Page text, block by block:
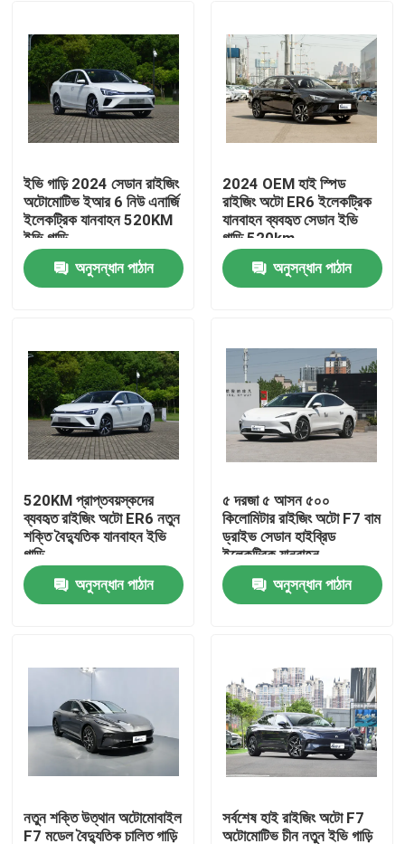
পণ্য
আমাদের সম্পর্কে
কারখানা ভ্রমণ
মান নিয়ন্ত্রণ
আমাদের সাথে যোগাযোগ করুন
উদ্ধৃতির জন্য আবেদন
বৈদ্যুতিক যানবাহন গাড়ি
পেট্রোলের গাড়ি
ইভি গাড়ি 2024 সেডান রাইজিং
অটোমোটিভ ইআর 6 নিউ এনার্জি
ইলেকট্রিক যানবাহন 520KM
ইভি গাড়ি
অনুসন্ধান পাঠান
2024 OEM হাই স্পিড
রাইজিং অটো ER6 ইলেকট্রিক
যানবাহন ব্যবহৃত সেডান ইভি
গাড়ি 520km
অনুসন্ধান পাঠান
520KM প্রাপ্তবয়স্কদের
ব্যবহৃত রাইজিং অটো ER6 নতুন
শক্তি বৈদ্যুতিক যানবাহন ইভি
গাড়ি
অনুসন্ধান পাঠান
৫ দরজা ৫ আসন ৫০০
কিলোমিটার রাইজিং অটো F7 বাম
ড্রাইভ সেডান হাইব্রিড
ইলেকট্রিক যানবাহন
অনুসন্ধান পাঠান
নতুন শক্তি উত্থান অটোমোবাইল
F7 মডেল বৈদ্যুতিক চালিত গাড়ি
সর্বশেষ হাই রাইজিং অটো F7
অটোমোটিভ চীন নতুন ইভি গাড়ি